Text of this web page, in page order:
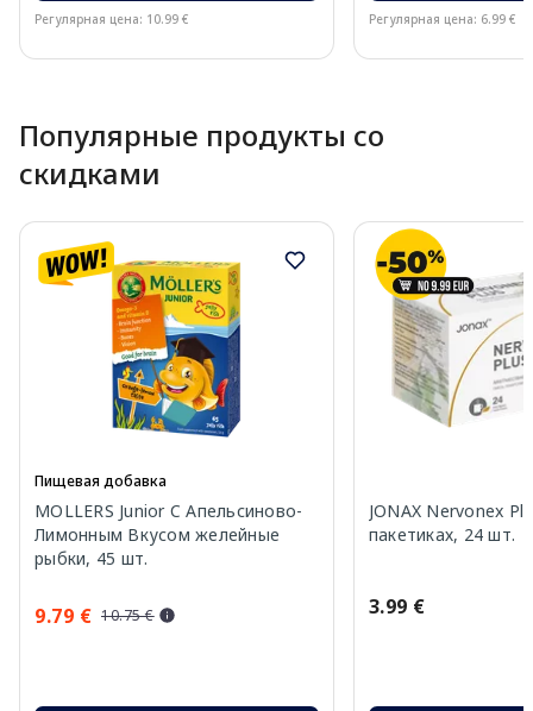
Регулярная цена: 10.99 € Регулярная цена: 6.99 €
Популярные продукты со
скидками
Пищевая добавка
MOLLERS Junior C Апельсиново-
Лимонным Вкусом желейные
рыбки, 45 шт.
9.79 € 10.75 €
JONAX Nervonex
пакетиках, 24 шт.
3.99 €